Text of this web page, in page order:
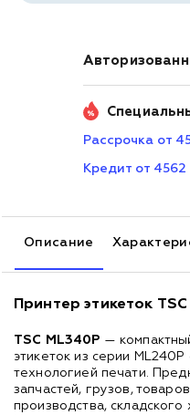
Рассрочка от
Кредит от 4562
Описание
Принтер этикеток
TSC ML340P —
этикеток из серии
технологией печати.
запчастей, грузов,
производства, складского